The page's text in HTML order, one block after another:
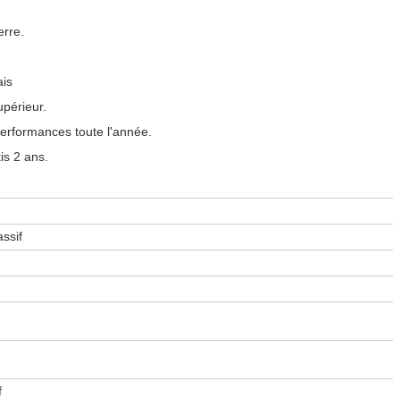
toute l'année.
2 ans.